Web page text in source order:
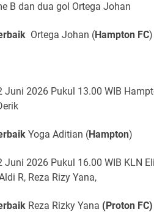
B dan dua gol Ortega Johan
Ortega Johan (Hampton FC)
Juni 2026 Pukul 13.00 WIB
Yoga Aditian (Hampton)
Juni 2026 Pukul 16.00 WIB KLN
R, Reza Rizy Yana,
Reza Rizky Yana (Proton FC)